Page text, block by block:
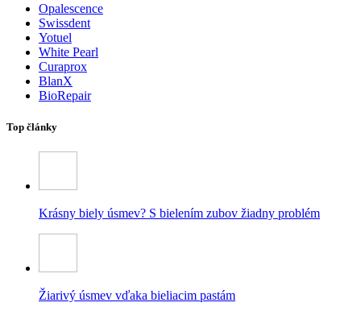
Opalescence
Swissdent
Yotuel
White Pearl
Curaprox
BlanX
BioRepair
Top články
Krásny biely úsmev? S bielením zubov žiadny problém
Žiarivý úsmev vďaka bieliacim pastám